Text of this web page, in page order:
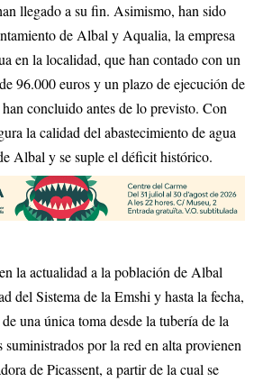
llegado a su fin. Asimismo, han sido
de Albal y Aqualia, la empresa
en la localidad, que han contado con un
96.000 euros y un plazo de ejecución de
han concluido antes de lo previsto. Con
la calidad del abastecimiento de agua
Albal y se suple el déficit histórico.
la actualidad a la población de Albal
del Sistema de la Emshi y hasta la fecha,
una única toma desde la tubería de la
por la red en alta provienen
de Picassent, a partir de la cual se